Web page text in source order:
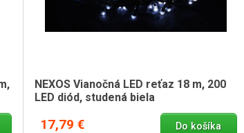
NEXOS Vianočná LED reťaz 18 m, 200
LED diód, studená biela
17,79 € Do košíka